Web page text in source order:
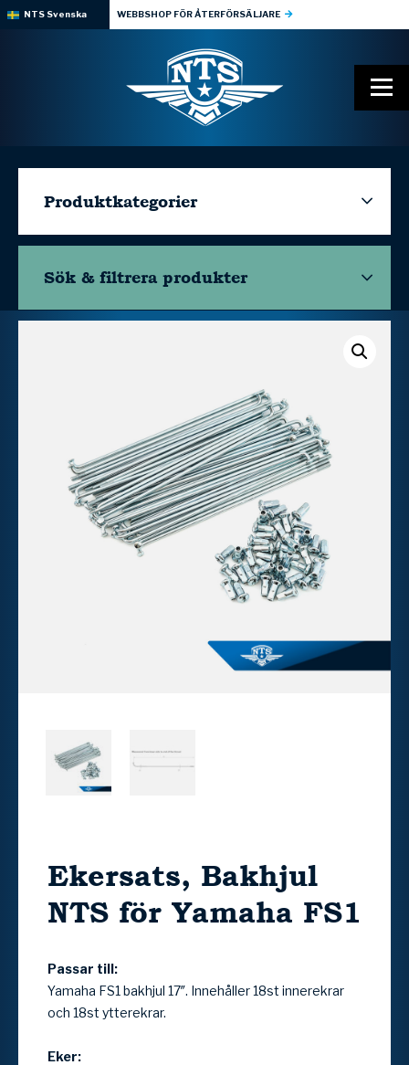
NTS Svenska WEBBSHOP FÖR ÅTERFÖRSÄLJARE
Produktkategorier
Sök & filtrera produkter
Ekersats, Bakhjul
NTS för Yamaha FS1
Passar till:
Yamaha FS1 bakhjul 17″. Innehåller 18st innerekrar
och 18st ytterekrar.
Eker: